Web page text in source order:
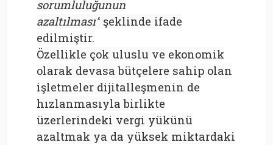
sorumluluğunun
azaltılması” şeklinde ifade
edilmiştir.
Özellikle çok uluslu ve ekonomik
olarak devasa bütçelere sahip olan
işletmeler dijitalleşmenin de
hızlanmasıyla birlikte
üzerlerindeki vergi yükünü
azaltmak ya da yüksek miktardaki